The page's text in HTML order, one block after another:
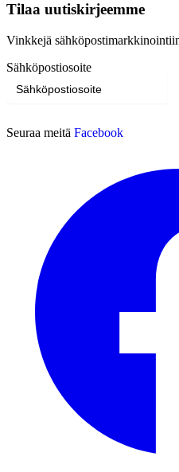
Tilaa uutiskirjeemme
Vinkkejä
Sähköpostiosoite
Seuraa meitä Facebook